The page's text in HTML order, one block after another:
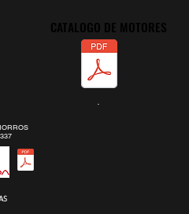
CATALOGO DE MOTORES
CATALOGO DE MOTORES
.